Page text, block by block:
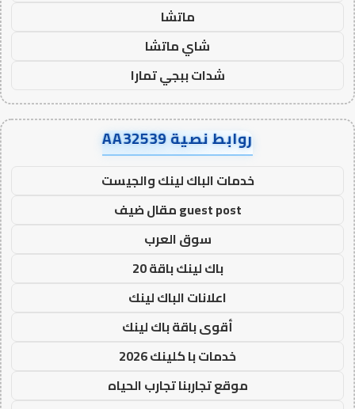
ماتشا
شاي ماتشا
شدات ببجي تمارا
روابط نصية AA32539
خدمات الباك لينك والجيست
guest post مقال ضيف
سوق العرب
باك لينك باقة 20
اعلانات الباك لينك
أقوى باقة باك لينك
خدمات با كلينك 2026
موقع تجاربنا تجارب الحياه